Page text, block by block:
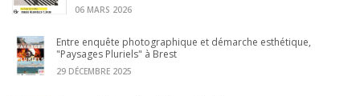
06 MARS 2026
Entre enquête photographique et démarche esthétique,
"Paysages Pluriels" à Brest
29 DÉCEMBRE 2025